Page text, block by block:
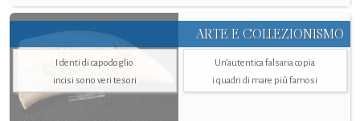
ARTE E COLLEZIONISMO
I denti di capodoglio
incisi sono veri tesori
Un’autentica falsaria copia
i quadri di mare più famosi